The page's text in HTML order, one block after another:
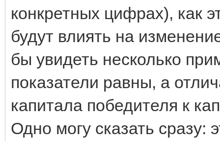
конкретных цифрах), как
будут влиять на
бы увидеть несколько
показатели равны, а
капитала победителя к
Одно могу сказать сразу: